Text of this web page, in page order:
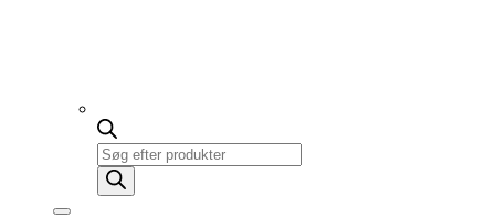
Products
search